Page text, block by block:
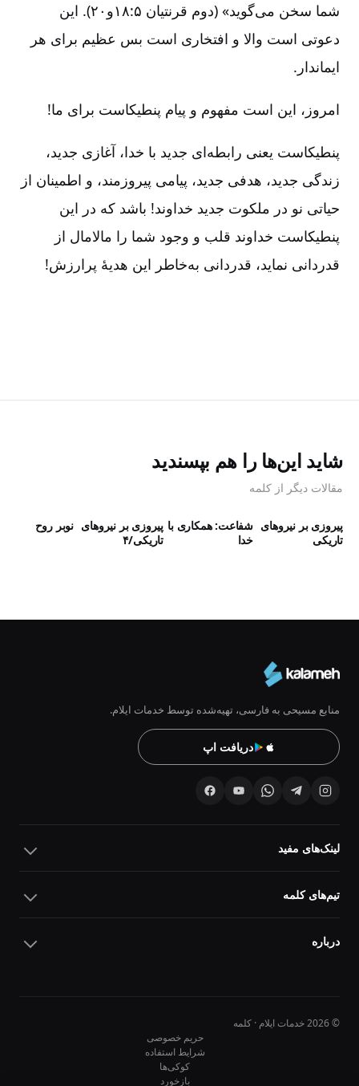
شما سخن می‌گوید» (دوم قرنتیان ۵:‏۱۸و۲۰). این
دعوتی است والا و افتخاری است بس عظیم برای هر
ایماندار.
امروز، این است مفهوم و پیام پنطیکاست برای ما!
پنطیکاست یعنی رابطه‌ای جدید با خدا، آغازی جدید،
زندگی جدید، هدفی جدید، پیامی پیروزمند، و اطمینان از
حیاتی نو در ملکوت جدید خداوند! باشد که در این
پنطیکاست خداوند قلب و وجود شما را مالامال از
قدردانی نماید، قدردانی به‌خاطر این هدیۀ پرارزش!
شاید این‌ها را هم بپسندید
مقالات دیگر از کلمه
پیروزی بر نیروهای
تاریکی
شفاعت: همکاری با
خدا
پیروزی بر نیروهای
تاریکی/۴
نوبر روح
منابع مسیحی به فارسی، تهیه‌شده توسط خدمات ایلام.
دریافت اپ
لینک‌های مفید
تیم‌های کلمه
درباره
© 2026 خدمات ایلام · کلمه
حریم خصوصی
شرایط استفاده
کوکی‌ها
بازخورد
10